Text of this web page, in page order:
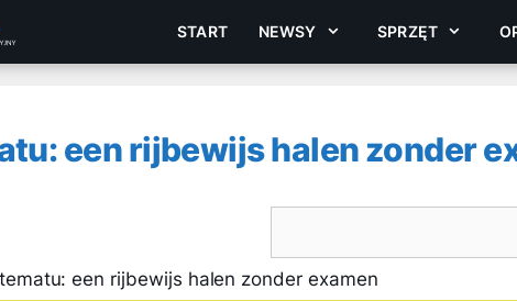
START NEWSY SPRZĘT
een rijbewijs halen zonder
een rijbewijs halen zonder examen